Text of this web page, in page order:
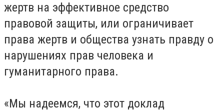
жертв на эффективное средство
правовой защиты, или ограничивает
права жертв и общества узнать правду о
нарушениях прав человека и
гуманитарного права.
«Мы надеемся, что этот доклад